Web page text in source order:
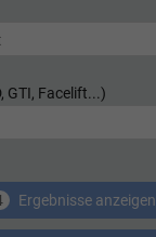
GTI, Facelift...)
Ergebnisse anzeigen